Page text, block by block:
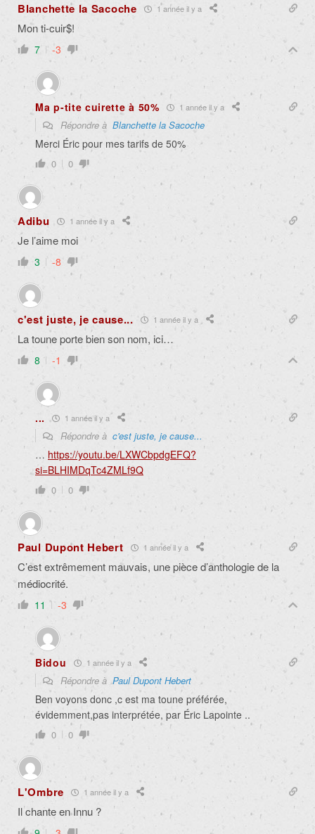
Blanchette la Sacoche 1 année il y a
Mon ti-cuir$!
7 -3
Ma p-tite cuirette à 50% 1 année il y a
Répondre à Blanchette la Sacoche
Merci Éric pour mes tarifs de 50%
0 0
Adibu 1 année il y a
Je l’aime moi
3 -8
c'est juste, je cause... 1 année il y a
La toune porte bien son nom, ici…
8 -1
... 1 année il y a
Répondre à c'est juste, je cause...
… https://youtu.be/LXWCbpdgEFQ?
si=BLHIMDqTc4ZMLf9Q
0 0
Paul Dupont Hebert 1 année il y a
C’est extrêmement mauvais, une pièce d’anthologie de la
médiocrité.
11 -3
Bidou 1 année il y a
Répondre àPaul Dupont Hebert
Ben voyons donc ,c est ma toune préférée,
évidemment,pas interprétée, par Éric Lapointe ..
0 0
L'Ombre 1 année il y a
Il chante en Innu ?